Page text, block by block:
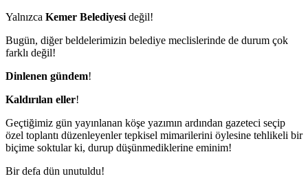
Yalnızca Kemer Belediyesi değil!
Bugün, diğer beldelerimizin belediye meclislerinde de durum çok
farklı değil!
Dinlenen gündem!
Kaldırılan eller!
Geçtiğimiz gün yayınlanan köşe yazımın ardından gazeteci seçip
özel toplantı düzenleyenler tepkisel mimarilerini öylesine tehlikeli bir
biçime soktular ki, durup düşünmediklerine eminim!
Bir defa dün unutuldu!